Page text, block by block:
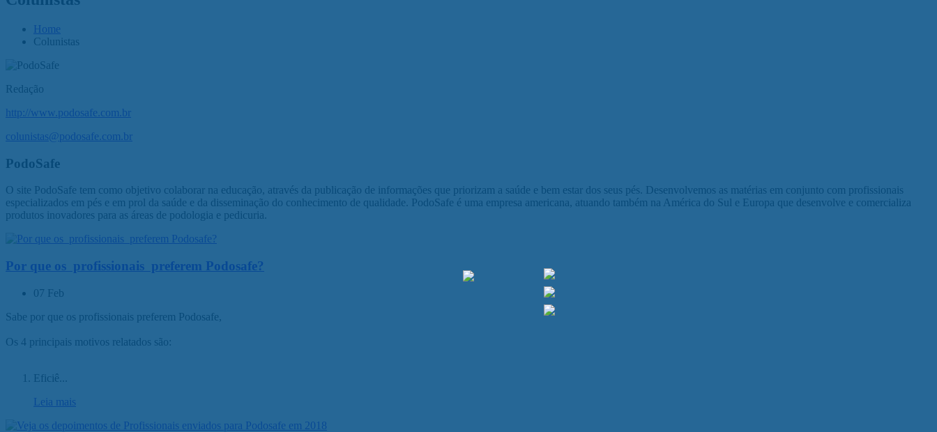
Home
Colunistas
Redação
http://www.podosafe.com.br
colunistas@podosafe.com.br
PodoSafe
O site PodoSafe tem como objetivo colaborar na educação, através da publicação de informações que priorizam a saúde e bem estar dos seus pés. Desenvolvemos as matérias em conjunto com profissionais
especializados em pés e em prol da saúde e da disseminação do conhecimento de qualidade. PodoSafe é uma empresa americana, atuando também na América do Sul e Europa que desenvolve e comercializa
produtos inovadores para as áreas de podologia e pedicuria.
Por que os profissionais preferem Podosafe?
07 Feb
Sabe por que os profissionais preferem Podosafe,
Os 4 principais motivos relatados são:
Eficiê...
Leia mais